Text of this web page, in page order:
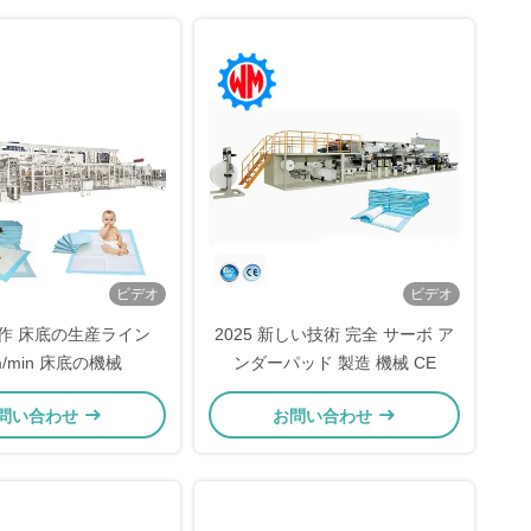
ビデオ
床底の生産ライン
min 床底の機械
い合わせ
ビデオ
2025 新しい技術 完全 サーボ ア
ンダーパッド 製造 機械 CE
お問い合わせ